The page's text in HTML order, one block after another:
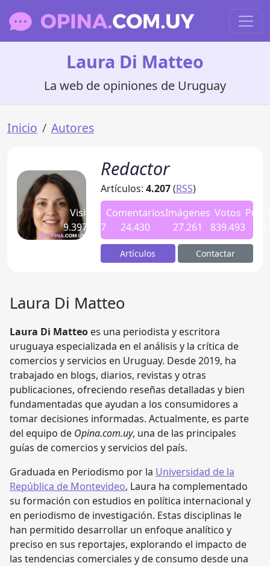
Laura Di Matteo
La web de opiniones de Uruguay
Inicio Autores
Redactor
Artículos: 4.207(RSS)
Visitas
9.397.437
Comentarios
24.430
Imágenes
27.261
Votos
839.493
Artículos Contactar
Laura Di Matteo
Laura Di Matteo es una periodista y escritora
uruguaya especializada en el análisis y la crítica de
comercios y servicios en Uruguay. Desde 2019, ha
trabajado en blogs, diarios, revistas y otras
publicaciones, ofreciendo reseñas detalladas y bien
fundamentadas que ayudan a los consumidores a
tomar decisiones informadas. Actualmente, es parte
del equipo de Opina.com.uy, una de las principales
guías de comercios y servicios del país.
Graduada en Periodismo por la Universidad de la
República de Montevideo, Laura ha complementado
su formación con estudios en política internacional y
en periodismo de investigación. Estas disciplinas le
han permitido desarrollar un enfoque analítico y
preciso en sus reportajes, explorando el impacto de
las tendencias comerciales y de consumo desde una